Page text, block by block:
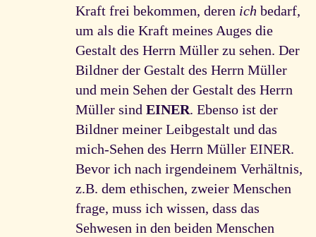
Kraft frei bekommen, deren ich bedarf,
um als die Kraft meines Auges die
Gestalt des Herrn Müller zu sehen. Der
Bildner der Gestalt des Herrn Müller
und mein Sehen der Gestalt des Herrn
Müller sind EINER. Ebenso ist der
Bildner meiner Leibgestalt und das
mich-Sehen des Herrn Müller EINER.
Bevor ich nach irgendeinem Verhältnis,
z.B. dem ethischen, zweier Menschen
frage, muss ich wissen, dass das
Sehwesen in den beiden Menschen